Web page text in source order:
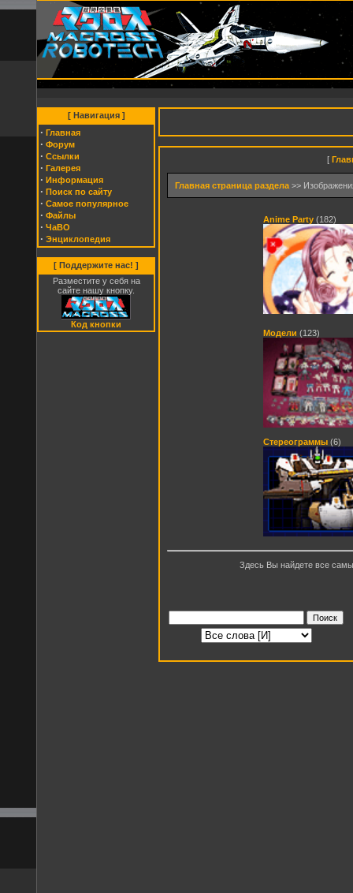
[ Навигация ]
· Главная
· Форум
· Cсылки
· Галерея
· Информация
· Поиск по сайту
· Самое популярное
· Файлы
· ЧаВО
· Энциклопедия
[ Поддержите нас! ]
Разместите у себя на
сайте нашу кнопку.
Код кнопки
[
Главная страница раздела >>
Anime Party (182)
Модели (123)
Стереограммы (6)
Здесь Вы найдете все